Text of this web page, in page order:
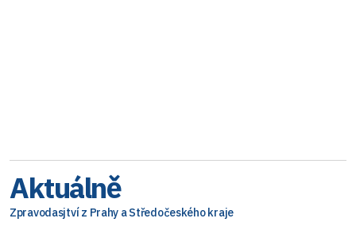
Aktuálně
Zpravodasjtví z Prahy a Středočeského kraje